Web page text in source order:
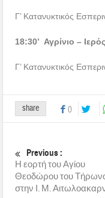
Γ’ Κατανυκτικός
18:30’ Αγρίνιο –
Γ’ Κατανυκτικός
share 0
Previous :
Η εορτή του Αγίου
Θεοδώρου του
στην Ι. Μ.